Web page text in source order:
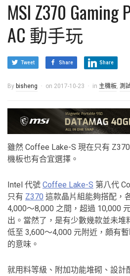
MSI Z370 Gaming
AC 動手玩
Tweet Share Share
By bisheng on 2017-10-23 in 主機板, 測
雖然 Coffee Lake-S 現在只有
機板也有合宜選擇。
Intel 代號 Coffee Lake-S 第八代
只有 Z370 這款晶片組能夠搭配，
4,000～8,000 之間，超過 10,000
出。當然了，是有少數幾款並未堆
低至 3,600～4,000 元附近，頗有
的意味。
就用料等級、附加功能堆砌、設計